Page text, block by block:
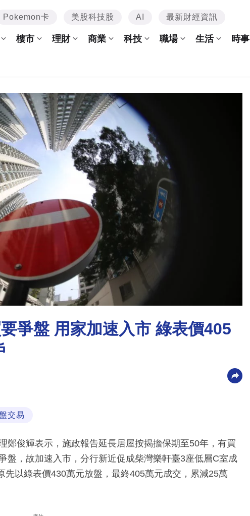
Pokemon卡 美股科技股 AI 最新財經資訊
樓市 理財 商業 科技 職場 生活 時事
爭盤 用家加速入市 綠表價405
交易
鄭俊輝表示，施政報告延長居屋按揭擔保期至50年，有買
盤，故加速入市，分行新近促成柴灣樂軒臺3座低層C室成
以綠表價430萬元放盤，最終405萬元成交，累減25萬